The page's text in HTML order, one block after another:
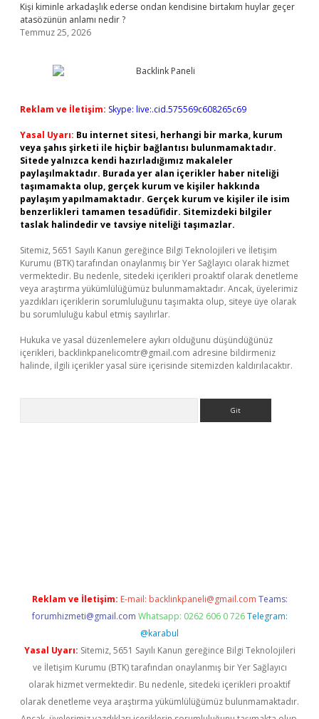
Kişi kiminle arkadaşlık ederse ondan kendisine birtakım huylar geçer
atasözünün anlamı nedir ?
Temmuz 25, 2026
Reklam ve İletişim: Skype: live:.cid.575569c608265c69
Yasal Uyarı: Bu internet sitesi, herhangi bir marka, kurum
veya şahıs şirketi ile hiçbir bağlantısı bulunmamaktadır.
Sitede yalnızca kendi hazırladığımız makaleler
paylaşılmaktadır. Burada yer alan içerikler haber niteliği
taşımamakta olup, gerçek kurum ve kişiler hakkında
paylaşım yapılmamaktadır. Gerçek kurum ve kişiler ile isim
benzerlikleri tamamen tesadüfidir. Sitemizdeki bilgiler
taslak halindedir ve tavsiye niteliği taşımazlar.
Sitemiz, 5651 Sayılı Kanun gereğince Bilgi Teknolojileri ve İletişim
Kurumu (BTK) tarafından onaylanmış bir Yer Sağlayıcı olarak hizmet
vermektedir. Bu nedenle, sitedeki içerikleri proaktif olarak denetleme
veya araştırma yükümlülüğümüz bulunmamaktadır. Ancak, üyelerimiz
yazdıkları içeriklerin sorumluluğunu taşımakta olup, siteye üye olarak
bu sorumluluğu kabul etmiş sayılırlar.
Hukuka ve yasal düzenlemelere aykırı olduğunu düşündüğünüz
içerikleri, backlinkpanelicomtr@gmail.com adresine bildirmeniz
halinde, ilgili içerikler yasal süre içerisinde sitemizden kaldırılacaktır.
Reklam ve İletişim: E-mail: backlinkpaneli@gmail.com Teams:
forumhizmeti@gmail.com Whatsapp: 0262 606 0 726 Telegram:
@karabul
Yasal Uyarı: Sitemiz, 5651 Sayılı Kanun gereğince Bilgi Teknolojileri
ve İletişim Kurumu (BTK) tarafından onaylanmış bir Yer Sağlayıcı
olarak hizmet vermektedir. Bu nedenle, sitedeki içerikleri proaktif
olarak denetleme veya araştırma yükümlülüğümüz bulunmamaktadır.